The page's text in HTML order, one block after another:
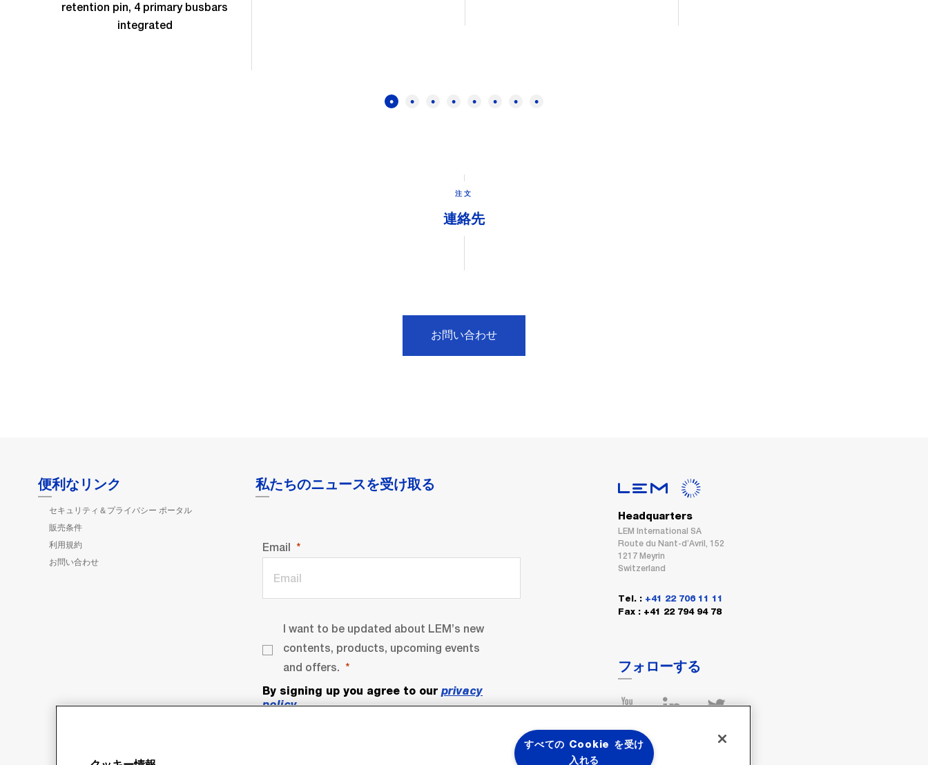
retention pin, 4 primary busbars
integrated
注文
連絡先
お問い合わせ
便利なリンク
セキュリティ＆プライバシー ポータル
販売条件
利用規約
お問い合わせ
私たちのニュースを受け取る
Email
I want to be updated about LEM’s new
contents, products, upcoming events
and offers.
By signing up you agree to our privacy
policy.
Headquarters
LEM International SA
Route du Nant-d’Avril, 152
1217 Meyrin
Switzerland
Tel. : +41 22 706 11 11
Fax : +41 22 794 94 78
フォローする
すべての Cookie を受け
入れる